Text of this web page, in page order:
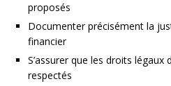
proposés
Documenter précisément la
financier
S’assurer que les droits
respectés